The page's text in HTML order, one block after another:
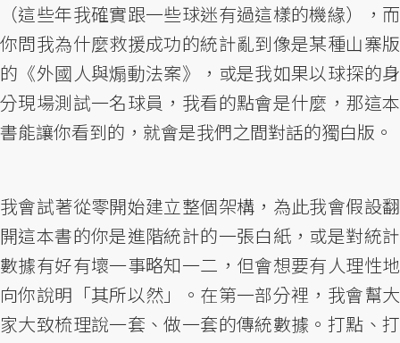
（這些年我確實跟一些球迷有過這樣的機緣），而
你問我為什麼救援成功的統計亂到像是某種山寨版
的《外國人與煽動法案》，或是我如果以球探的身
分現場測試一名球員，我看的點會是什麼，那這本
書能讓你看到的，就會是我們之間對話的獨白版。
我會試著從零開始建立整個架構，為此我會假設翻
開這本書的你是進階統計的一張白紙，或是對統計
數據有好有壞一事略知一二，但會想要有人理性地
向你說明「其所以然」。在第一部分裡，我會幫大
家大致梳理說一套、做一套的傳統數據。打點、打